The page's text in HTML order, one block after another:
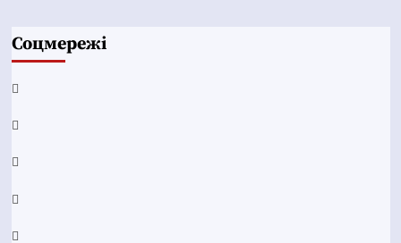
Соцмережі
Facebook
YouTube
Telegram
Instagram
Twitter